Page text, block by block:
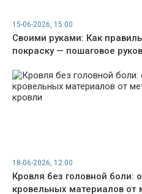
15-06-2026, 15:00
Своими руками: Как
покраску — пошаговое
18-06-2026, 12:00
Кровля без головной боли:
кровельных материалов